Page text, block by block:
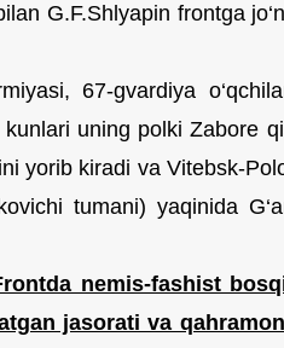
G.F.Shlyapin frontga
67-gvardiya
uning polki Zabore
kiradi va Vitebsk-
tumani) yaqinida
nemis-fashist
jasorati va